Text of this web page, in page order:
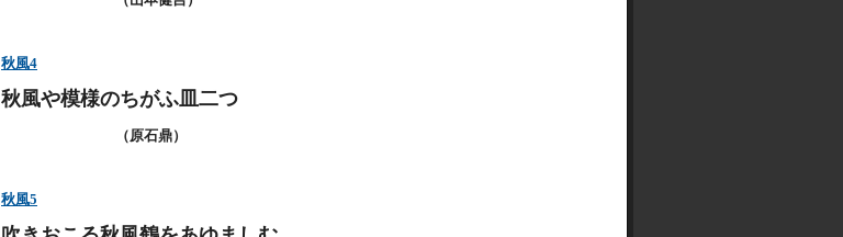
秋風4
秋風や模様のちがふ皿二つ
（原石鼎）
秋風5